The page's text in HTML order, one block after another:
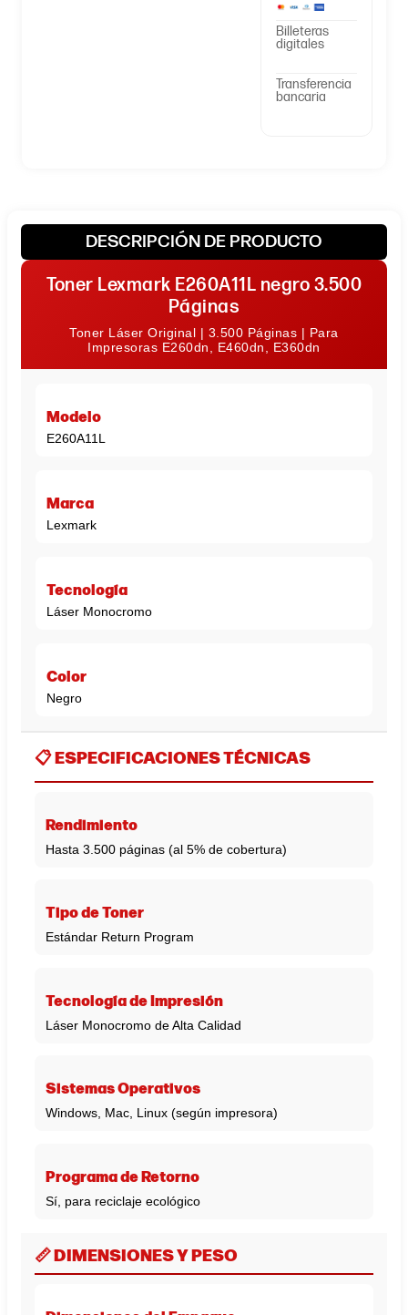
Billeteras
digitales
Transferencia
bancaria
DESCRIPCIÓN DE PRODUCTO
Toner Lexmark E260A11L negro 3.500
Páginas
Toner Láser Original | 3.500 Páginas | Para
Impresoras E260dn, E460dn, E360dn
Modelo
E260A11L
Marca
Lexmark
Tecnología
Láser Monocromo
Color
Negro
📋 ESPECIFICACIONES TÉCNICAS
Rendimiento
Hasta 3.500 páginas (al 5% de cobertura)
Tipo de Toner
Estándar Return Program
Tecnología de Impresión
Láser Monocromo de Alta Calidad
Sistemas Operativos
Windows, Mac, Linux (según impresora)
Programa de Retorno
Sí, para reciclaje ecológico
📏 DIMENSIONES Y PESO